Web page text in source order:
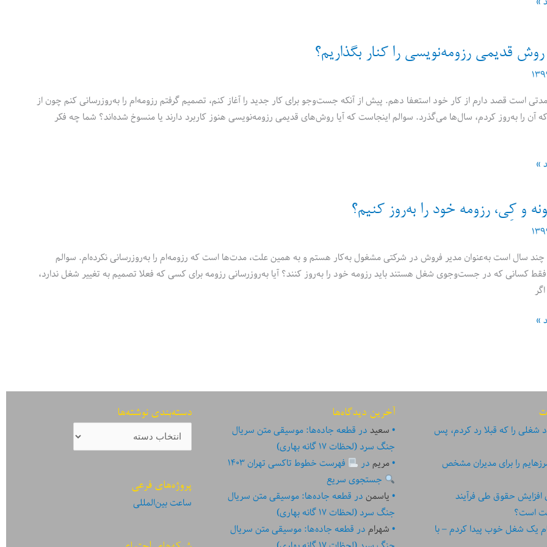
روش قدیمی رزومه‌نویسی را کنار بگذاریم؟
است قصد دارم از کار خود استعفا دهم. پیش از آنکه جست‌وجو برای کار جدید را آغاز کنم، تصمیم گرفتم رزومه‌ام را به‌‌روزرسانی کنم چون از
آن را به‌‌‌روز کردم، سال‌ها می‌گذرد. سوالم اینجاست که آیا روش‌های قدیمی رزومه‌نویسی هنوز کاربرد دارند یا منسوخ شده‌اند؟ شما چه فکر
»
و کِی، رزومه خود را به‌روز کنیم؟
چند سال است به‌عنوان مدیر فروش در شرکتی مشغول به‌کار هستم و به همین علت، مدت‌ها است که رزومه‌ام را به‌روزرسانی نکرده‌ام. سوالم
فقط کسانی که در جست‌وجوی شغل هستند باید رزومه خود را به‌روز کنند؟ آیا به‌روزرسانی رزومه برای کسی که فعلا تصمیم به تغییر شغل ندارد،
»
شغلی را که قبلا رد کردم، پس
را برای مدیران مشخص
افزایش حقوق طی فرآیند
است؟
یک شغل خوب پیدا کردم – با
آخرین دیدگاه‌ها
سعیددرقطعه جاده‌ها: موسیقی متن سریال
جنگ سرد (لحظات ۱۷ گانه بهاری)
مریمدر
فهرست خطوط تاکسی تهران ۱۴۰۳
جستجوی سریع
یاسمندرقطعه جاده‌ها: موسیقی متن سریال
جنگ سرد (لحظات ۱۷ گانه بهاری)
شهرامدرقطعه جاده‌ها: موسیقی متن سریال
دسته‌بندی نوشته‌ها
دسته‌بندی
نوشته‌ها
پروژه‌های فرعی
ساعت بین‌المللی